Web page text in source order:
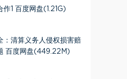
作1 百度网盘(1.21G)
：清算义务人侵权损害赔
百度网盘(449.22M)